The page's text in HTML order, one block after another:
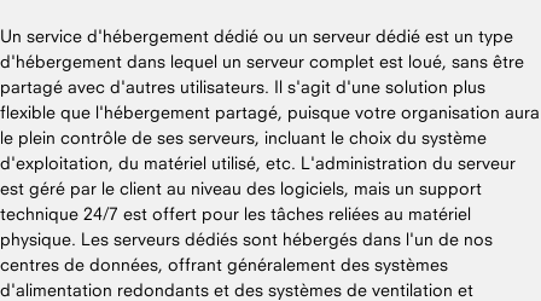
Un service d'hébergement dédié ou un serveur dédié est un type
d'hébergement dans lequel un serveur complet est loué, sans être
partagé avec d'autres utilisateurs. Il s'agit d'une solution plus
flexible que l'hébergement partagé, puisque votre organisation aura
le plein contrôle de ses serveurs, incluant le choix du système
d'exploitation, du matériel utilisé, etc. L'administration du serveur
est géré par le client au niveau des logiciels, mais un support
technique 24/7 est offert pour les tâches reliées au matériel
physique. Les serveurs dédiés sont hébergés dans l'un de nos
centres de données, offrant généralement des systèmes
d'alimentation redondants et des systèmes de ventilation et